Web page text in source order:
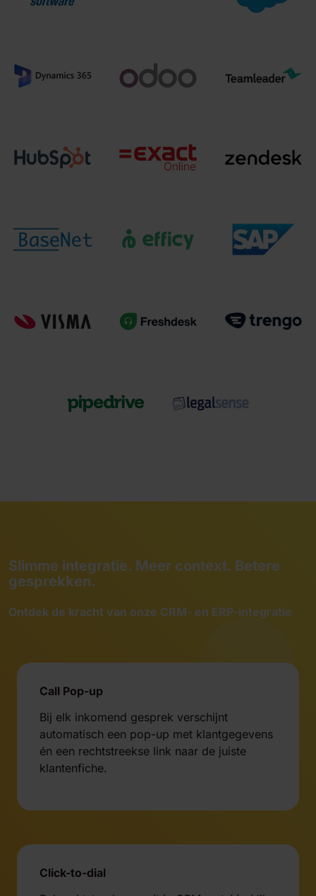
Slimme integratie. Meer context. Betere
gesprekken.
Ontdek de kracht van onze CRM- en ERP-integratie
Call Pop-up
Bij elk inkomend gesprek verschijnt
automatisch een pop-up met klantgegevens
én een rechtstreekse link naar de juiste
klantenfiche.
Click-to-dial